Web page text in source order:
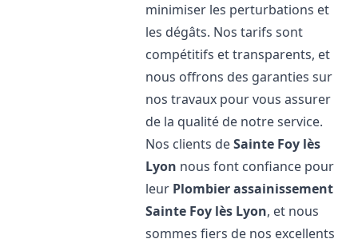
minimiser les perturbations et
les dégâts. Nos tarifs sont
compétitifs et transparents, et
nous offrons des garanties sur
nos travaux pour vous assurer
de la qualité de notre service.
Nos clients deSainte Foy lès
Lyon nous font confiance pour
leur Plombier assainissement
Sainte Foy lès Lyon, et nous
sommes fiers de nos excellents